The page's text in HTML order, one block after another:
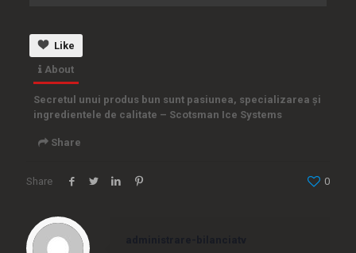
Like
About
Secretul unui produs bun sunt pasiunea, specializarea și
ingredientele de calitate – Scotsman Ice Systems
Share
Embed
Share 0